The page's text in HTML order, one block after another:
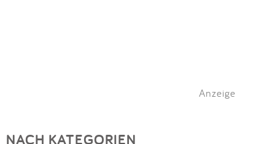
Anzeige
NACH KATEGORIEN